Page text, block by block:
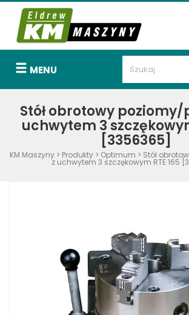
MENU
Stół obrotowy poziomy/
uchwytem 3
[3356365]
KM Maszyny> Produkty> Optimum > Stół
z uchwytem 3 szczękowym RTE 165